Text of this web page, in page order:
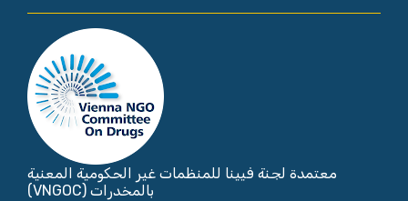
معتمدة لجنة فيينا للمنظمات غير الحكومية المعنية
بالمخدرات (VNGOC)